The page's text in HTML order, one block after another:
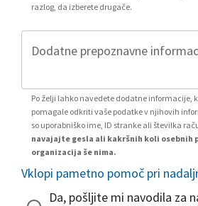
razlog, da izberete drugače.
Dodatne prepoznavne
Po želji lahko navedete dodatne informacije,
pomagale odkriti vaše podatke v njihovih
so uporabniško ime, ID stranke ali številka
navajajte gesla ali kakršnih koli osebnih
organizacija še nima.
Vklopi pametno pomoč pri
Da, pošljite mi navodila za